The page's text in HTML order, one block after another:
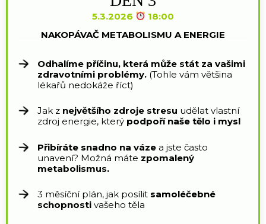
5.3.2026
18:00
NAKOPÁVAČ METABOLISMU A ENERGIE
Odhalíme příčinu, která může stát za vašimi
zdravotními problémy. (Tohle vám většina
lékařů nedokáže říct)
Jak z největšího zdroje stresu udělat vlastní
zdroj energie, který podpoří naše tělo i mysl
Přibíráte snadno na váze a jste často
unavení? Možná máte zpomalený
metabolismus.
3 měsíční plán, jak posílit samoléčebné
schopnosti vašeho těla